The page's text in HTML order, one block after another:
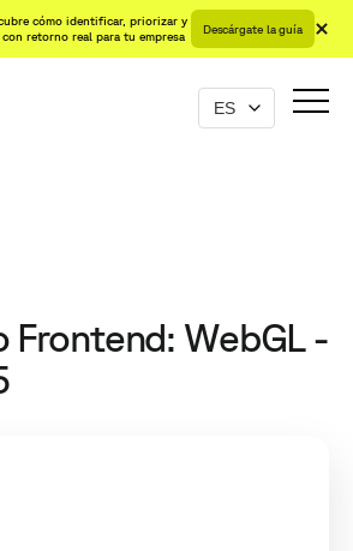
cómo identificar, priorizar y
retorno real para tu empresa
Descárgate la guía
Frontend: WebGL -